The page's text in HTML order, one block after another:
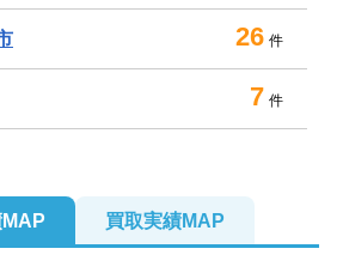
26 件
7 件
買取実績MAP